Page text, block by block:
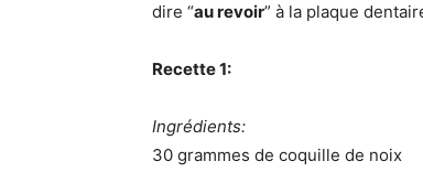
dire “au revoir” à la plaque
Recette 1:
Ingrédients:
30 grammes de coquille de noix